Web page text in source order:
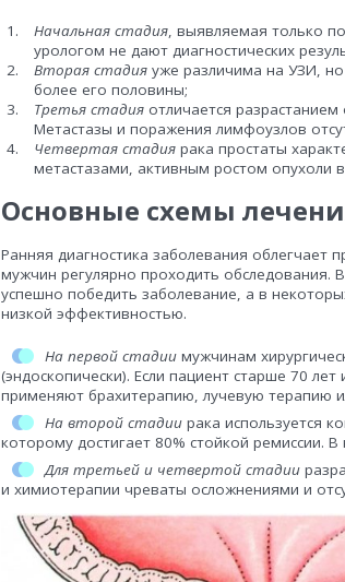
Начальная стадия, выявляемая только
урологом не дают диагностических
Вторая стадия уже различима на УЗИ,
более его половины;
Третья стадия отличается
Метастазы и поражения лимфоузлов
Четвертая стадия рака простаты
метастазами, активным ростом опухоли
Основные схемы
Ранняя диагностика заболевания облегчает
мужчин регулярно проходить обследования.
успешно победить заболевание, а в
низкой эффективностью.
На первой стадии мужчинам
(эндоскопически). Если пациент старше 70
применяют брахитерапию, лучевую терапию
На второй стадии рака используется
которому достигает 80% стойкой ремиссии.
Для третьей и четвертой стадии
и химиотерапии чреваты осложнениями и